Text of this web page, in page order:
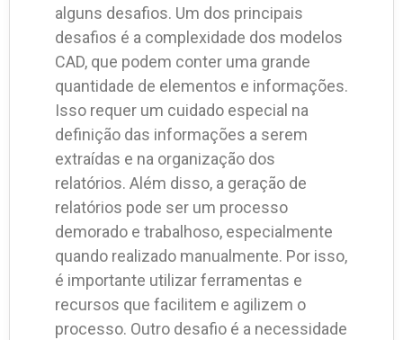
alguns desafios. Um dos principais
desafios é a complexidade dos modelos
CAD, que podem conter uma grande
quantidade de elementos e informações.
Isso requer um cuidado especial na
definição das informações a serem
extraídas e na organização dos
relatórios. Além disso, a geração de
relatórios pode ser um processo
demorado e trabalhoso, especialmente
quando realizado manualmente. Por isso,
é importante utilizar ferramentas e
recursos que facilitem e agilizem o
processo. Outro desafio é a necessidade